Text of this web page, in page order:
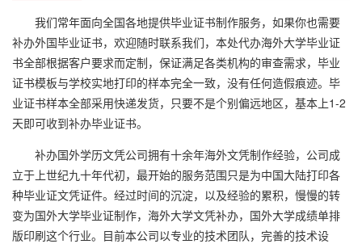
我们常年面向全国各地提供毕业证书制作服务，如果你也需要
补办外国毕业证书，欢迎随时联系我们，本处代办海外大学毕业证
书全部根据客户要求而定制，保证满足各类机构的审查需求，毕业
证书模板与学校实地打印的样本完全一致，没有任何造假痕迹。毕
业证书样本全部采用快递发货，只要不是个别偏远地区，基本上1-2
天即可收到补办毕业证书。
补办国外学历文凭公司拥有十余年海外文凭制作经验，公司成
立于上世纪九十年代初，最开始的服务范围只是为中国大陆打印各
种毕业证文凭证件。经过时间的沉淀，以及经验的累积，慢慢的转
变为国外大学毕业证制作，海外大学文凭补办，国外大学成绩单排
版印刷这个行业。目前本公司以专业的技术团队，完善的技术设